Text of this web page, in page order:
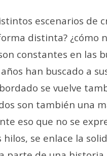
escenarios de
distinta? ¿cómo
constantes en las
han buscado a
se vuelve
son también una
eso que no se
hilos, se enlace la